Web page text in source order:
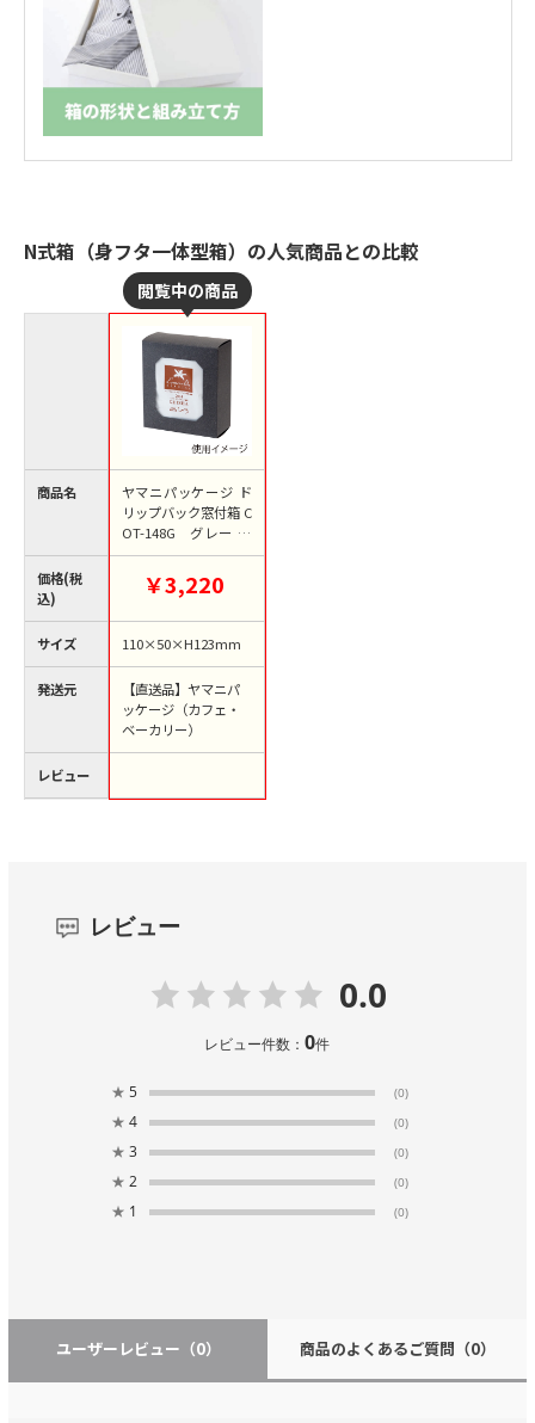
N式箱（身フタ一体型箱）の人気商品との比較
商品名
価格(税
込)
サイズ
発送元
レビュー
ヤマニパッケージ ド
リップバック窓付箱 C
OT-148G グレー 50
枚/束（ご注文単位4
￥3,220
110×50×H123mm
【直送品】ヤマニパ
ッケージ（カフェ・
ベーカリー）
レビュー
0.0
レビュー件数：0件
★ 5 (0)
★ 4 (0)
★ 3 (0)
★ 2 (0)
★ 1 (0)
ユーザーレビュー （0） 商品のよくあるご質問 （0）